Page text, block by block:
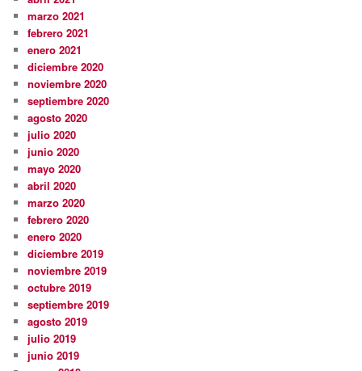
marzo 2021
febrero 2021
enero 2021
diciembre 2020
noviembre 2020
septiembre 2020
agosto 2020
julio 2020
junio 2020
mayo 2020
abril 2020
marzo 2020
febrero 2020
enero 2020
diciembre 2019
noviembre 2019
octubre 2019
septiembre 2019
agosto 2019
julio 2019
junio 2019